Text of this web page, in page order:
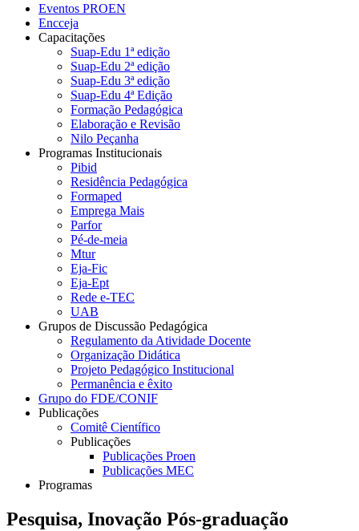
Eventos PROEN
Encceja
Capacitações
Suap-Edu 1ª edição
Suap-Edu 2ª edição
Suap-Edu 3ª edição
Suap-Edu 4ª Edição
Formação Pedagógica
Elaboração e Revisão
Nilo Peçanha
Programas Institucionais
Pibid
Residência Pedagógica
Formaped
Emprega Mais
Parfor
Pé-de-meia
Mtur
Eja-Fic
Eja-Ept
Rede e-TEC
UAB
Grupos de Discussão Pedagógica
Regulamento da Atividade Docente
Organização Didática
Projeto Pedagógico Institucional
Permanência e êxito
Grupo do FDE/CONIF
Publicações
Comitê Científico
Publicações
Publicações Proen
Publicações MEC
Programas
Pesquisa, Inovação Pós-graduação